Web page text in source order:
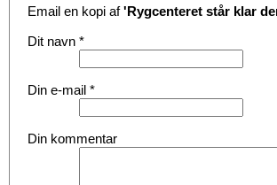
Email en kopi af'Rygcenteret står klar
Dit navn *
Din e-mail *
Din kommentar